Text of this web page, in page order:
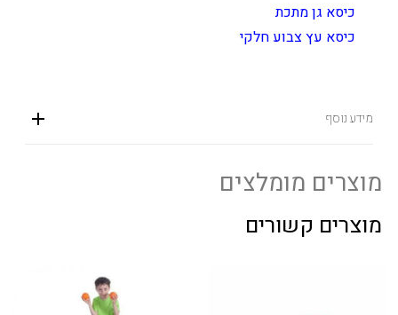
כיסא גן מתכת
כיסא עץ צבוע חלקי
מידע נוסף
מוצרים מומלצים
מוצרים קשורים